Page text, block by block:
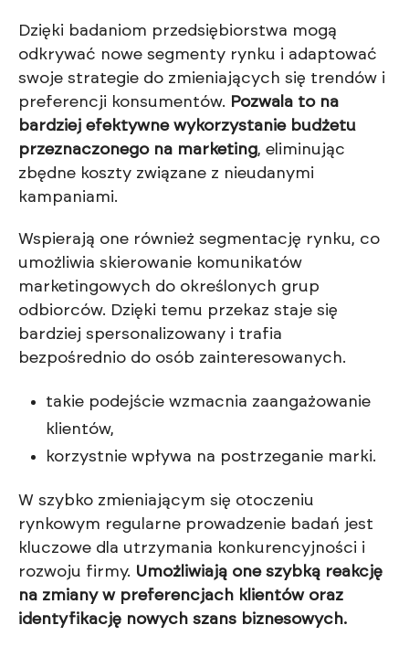
Dzięki badaniom przedsiębiorstwa mogą
odkrywać nowe segmenty rynku i adaptować
swoje strategie do zmieniających się trendów i
preferencji konsumentów. Pozwala to na
bardziej efektywne wykorzystanie budżetu
przeznaczonego na marketing, eliminując
zbędne koszty związane z nieudanymi
kampaniami.
Wspierają one również segmentację rynku, co
umożliwia skierowanie komunikatów
marketingowych do określonych grup
odbiorców. Dzięki temu przekaz staje się
bardziej spersonalizowany i trafia
bezpośrednio do osób zainteresowanych.
takie podejście wzmacnia zaangażowanie
klientów,
korzystnie wpływa na postrzeganie marki.
W szybko zmieniającym się otoczeniu
rynkowym regularne prowadzenie badań jest
kluczowe dla utrzymania konkurencyjności i
rozwoju firmy. Umożliwiają one szybką reakcję
na zmiany w preferencjach klientów oraz
identyfikację nowych szans biznesowych.